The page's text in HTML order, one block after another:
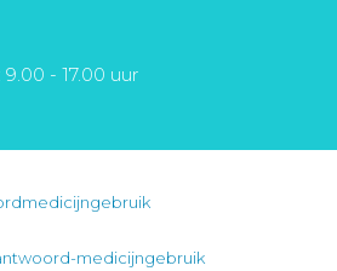
- 17.00 uur
medicijngebruik